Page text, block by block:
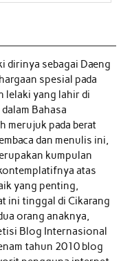
dirinya sebagai Daeng
spesial pada
lelaki yang lahir di
Bahasa
merujuk pada berat
dan menulis ini,
kumpulan
atas
yang penting,
ini tinggal di Cikarang
orang anaknya,
Blog Internasional
tahun 2010 blog